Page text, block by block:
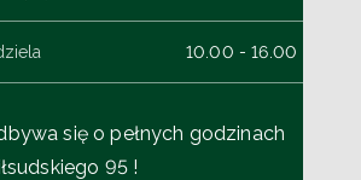
10.00 - 16.00
się o pełnych godzinach
95 !